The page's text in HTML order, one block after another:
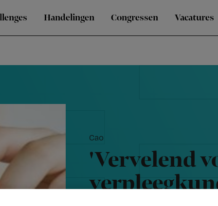
Handelingen Congressen Vacatures
Cao
'Vervelend